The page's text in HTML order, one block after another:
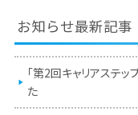
お知らせ最新記事
「第2回キャリアステ
た